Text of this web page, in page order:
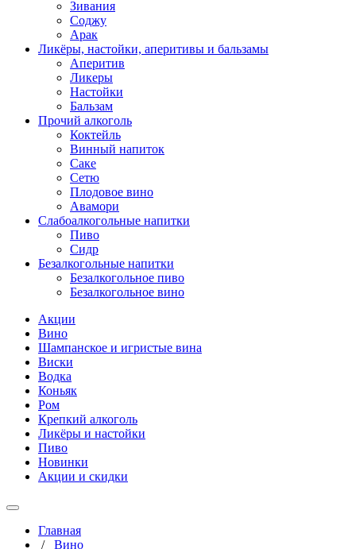
Зивания
Соджу
Арак
Ликёры, настойки, аперитивы и бальзамы
Аперитив
Ликеры
Настойки
Бальзам
Прочий алкоголь
Коктейль
Винный напиток
Саке
Сетю
Плодовое вино
Авамори
Слабоалкогольные напитки
Пиво
Сидр
Безалкогольные напитки
Безалкогольное пиво
Безалкогольное вино
Акции
Вино
Шампанское и игристые вина
Виски
Водка
Коньяк
Ром
Крепкий алкоголь
Ликёры и настойки
Пиво
Новинки
Акции и скидки
Главная
/ Вино